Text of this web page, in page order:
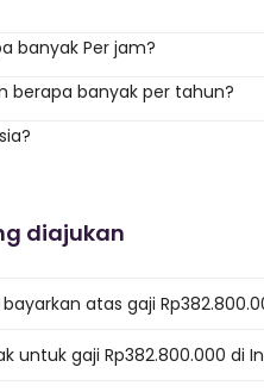
banyak Per jam?
berapa banyak per tahun?
diajukan
atas gaji
untuk gaji Rp382.800.000 di